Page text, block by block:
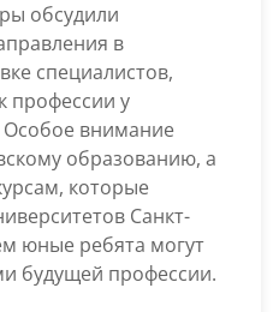
обсудили
в
специалистов,
профессии у
внимание
образованию, а
которые
Санкт-
юные ребята могут
будущей профессии.